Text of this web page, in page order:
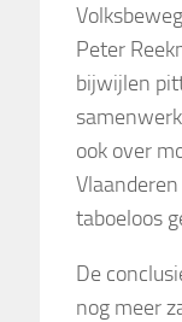
Peter
bijwijlen
ook over
taboeloos
De
nog meer